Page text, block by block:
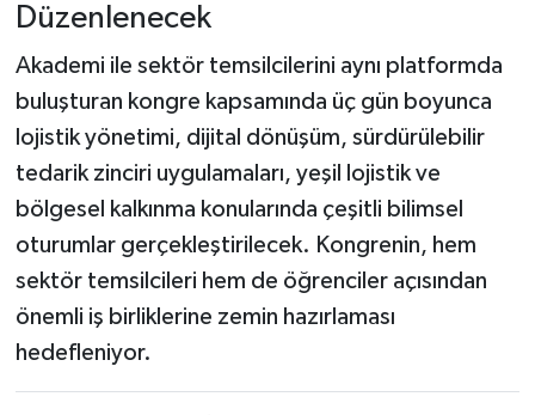
Düzenlenecek
Akademi ile sektör temsilcilerini aynı platformda
buluşturan kongre kapsamında üç gün boyunca
lojistik yönetimi, dijital dönüşüm, sürdürülebilir
tedarik zinciri uygulamaları, yeşil lojistik ve
bölgesel kalkınma konularında çeşitli bilimsel
oturumlar gerçekleştirilecek. Kongrenin, hem
sektör temsilcileri hem de öğrenciler açısından
önemli iş birliklerine zemin hazırlaması
hedefleniyor.